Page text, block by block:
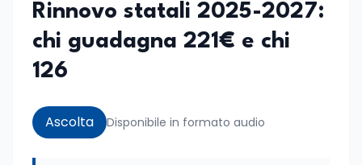
Rinnovo statali 2025-2027:
chi guadagna 221€ e chi
126
Ascolta Disponibile in formato audio